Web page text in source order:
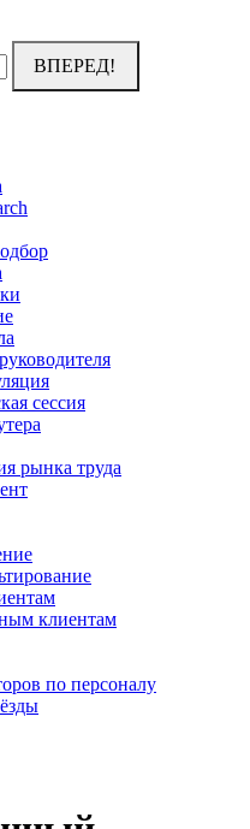
сессия
рынка труда
клиентам
по персоналу